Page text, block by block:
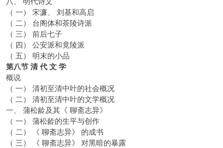
（ 一） 宋濂、 刘基和高启
（ 二） 台阁体和茶陵诗派
（ 三） 前后七子
（ 四） 公安派和竟陵派
（ 五） 明末的小品
第八节 清 代 文 学
概说
（ 一） 清初至清中叶的社会概况
（ 二） 清初至清中叶的文学概况
一、 蒲松龄及其《 聊斋志异》
（ 一） 蒲松龄的生平与创作
（ 二） 《 聊斋志异》 的成书
（ 三） 《 聊斋志异》 对黑暗的暴露